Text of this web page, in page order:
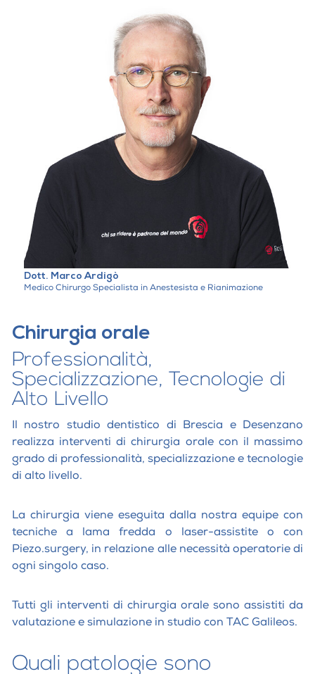
Dott. Marco Ardigò
Medico Chirurgo Specialista in Anestesista e Rianimazione
Chirurgia orale
Professionalità,
Specializzazione, Tecnologie di
Alto Livello
Il nostro studio dentistico di Brescia e Desenzano
realizza interventi di chirurgia orale con il massimo
grado di professionalità, specializzazione e tecnologie
di alto livello.
La chirurgia viene eseguita dalla nostra equipe con
tecniche a lama fredda o laser-assistite o con
Piezo.surgery, in relazione alle necessità operatorie di
ogni singolo caso.
Tutti gli interventi di chirurgia orale sono assistiti da
valutazione e simulazione in studio con TAC Galileos.
Quali patologie sono